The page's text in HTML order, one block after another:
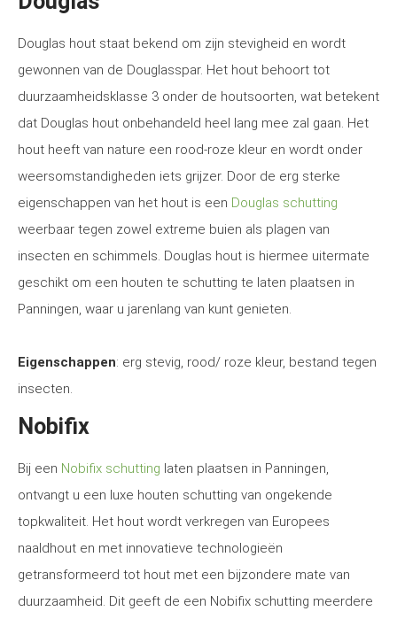
Douglas hout staat bekend om zijn stevigheid en wordt
gewonnen van de Douglasspar. Het hout behoort tot
duurzaamheidsklasse 3 onder de houtsoorten, wat betekent
dat Douglas hout onbehandeld heel lang mee zal gaan. Het
hout heeft van nature een rood-roze kleur en wordt onder
weersomstandigheden iets grijzer. Door de erg sterke
eigenschappen van het hout is een Douglas schutting
weerbaar tegen zowel extreme buien als plagen van
insecten en schimmels. Douglas hout is hiermee uitermate
geschikt om een houten te schutting te laten plaatsen in
Panningen, waar u jarenlang van kunt genieten.
Eigenschappen: erg stevig, rood/ roze kleur, bestand tegen
insecten.
Nobifix
Bij een Nobifix schutting laten plaatsen in Panningen,
ontvangt u een luxe houten schutting van ongekende
topkwaliteit. Het hout wordt verkregen van Europees
naaldhout en met innovatieve technologieën
getransformeerd tot hout met een bijzondere mate van
duurzaamheid. Dit geeft de een Nobifix schutting meerdere